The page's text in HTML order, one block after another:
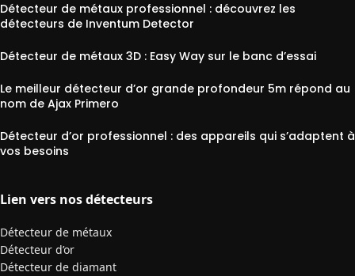
Détecteur de métaux professionnel : découvrez les
détecteurs de Inventum Detector
Détecteur de métaux 3D : Easy Way sur le banc d’essai
Le meilleur détecteur d’or grande profondeur 5m répond au
nom de Ajax Primero
Détecteur d’or professionnel : des appareils qui s’adaptent à
vos besoins
Lien vers nos détecteurs
Détecteur de métaux
Détecteur d’or
Détecteur de diamant